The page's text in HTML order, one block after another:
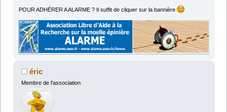
POUR ADHÉRER A ALARME ? Il suffit de cliquer sur la bannière
éric
Membre de l'association